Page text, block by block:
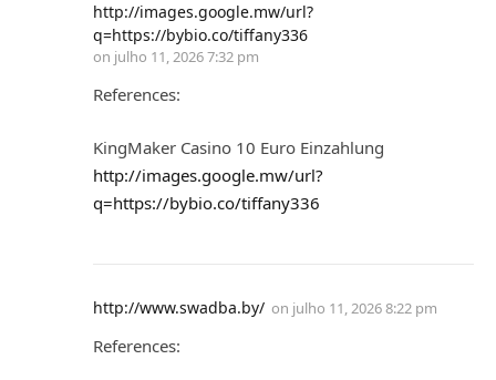
http://images.google.mw/url?
q=https://bybio.co/tiffany336
on julho 11, 2026 7:32 pm
References:
KingMaker Casino 10 Euro Einzahlung
http://images.google.mw/url?
q=https://bybio.co/tiffany336
http://www.swadba.by/ on julho 11, 2026 8:22 pm
References: